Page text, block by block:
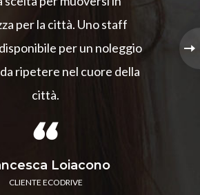
per la città. Uno staff
per un noleggio
ripetere nel cuore della
città.
Loiacono
CLIENTE ECODRIVE